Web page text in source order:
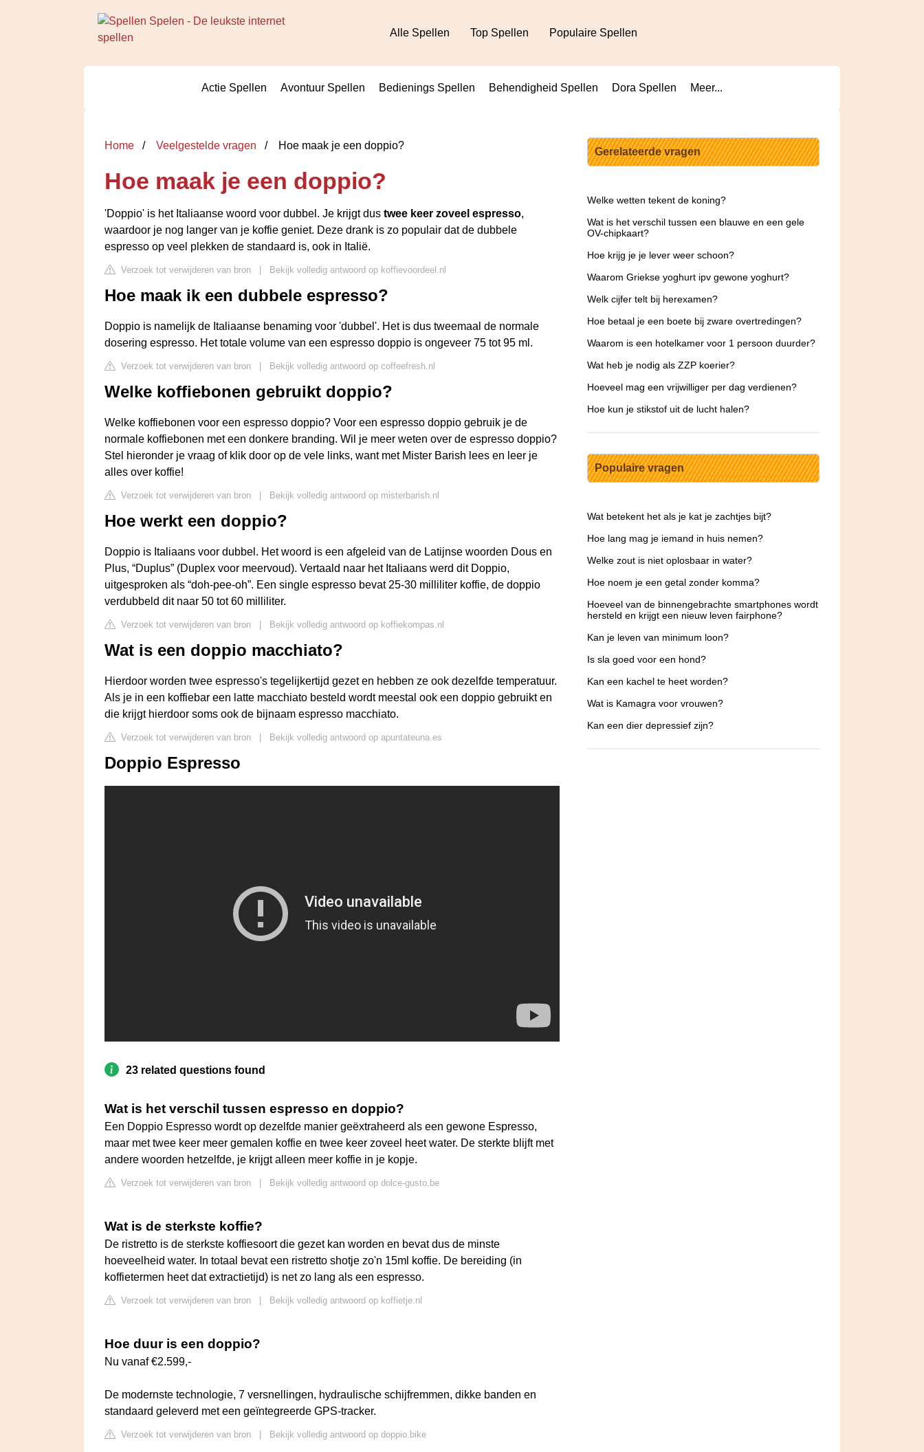
Alle Spellen Top Spellen Populaire Spellen
Actie Spellen Avontuur Spellen Bedienings Spellen Behendigheid Spellen Dora Spellen Meer...
Home Veelgestelde vragen Hoe maak je een doppio?
Hoe maak je een doppio?
'Doppio' is het Italiaanse woord voor dubbel. Je krijgt dus twee keer zoveel espresso,
waardoor je nog langer van je koffie geniet. Deze drank is zo populair dat de dubbele
espresso op veel plekken de standaard is, ook in Italië.
Verzoek tot verwijderen van bron Bekijk volledig antwoord op koffievoordeel.nl
Hoe maak ik een dubbele espresso?
Doppio is namelijk de Italiaanse benaming voor 'dubbel'. Het is dus tweemaal de normale
dosering espresso. Het totale volume van een espresso doppio is ongeveer 75 tot 95 ml.
Verzoek tot verwijderen van bron Bekijk volledig antwoord op coffeefresh.nl
Welke koffiebonen gebruikt doppio?
Welke koffiebonen voor een espresso doppio? Voor een espresso doppio gebruik je de
normale koffiebonen met een donkere branding. Wil je meer weten over de espresso doppio?
Stel hieronder je vraag of klik door op de vele links, want met Mister Barish lees en leer je
alles over koffie!
Verzoek tot verwijderen van bron Bekijk volledig antwoord op misterbarish.nl
Hoe werkt een doppio?
Doppio is Italiaans voor dubbel. Het woord is een afgeleid van de Latijnse woorden Dous en
Plus, “Duplus” (Duplex voor meervoud). Vertaald naar het Italiaans werd dit Doppio,
uitgesproken als “doh-pee-oh”. Een single espresso bevat 25-30 milliliter koffie, de doppio
verdubbeld dit naar 50 tot 60 milliliter.
Verzoek tot verwijderen van bron Bekijk volledig antwoord op koffiekompas.nl
Wat is een doppio macchiato?
Hierdoor worden twee espresso's tegelijkertijd gezet en hebben ze ook dezelfde temperatuur.
Als je in een koffiebar een latte macchiato besteld wordt meestal ook een doppio gebruikt en
die krijgt hierdoor soms ook de bijnaam espresso macchiato.
Verzoek tot verwijderen van bron Bekijk volledig antwoord op apuntateuna.es
Doppio Espresso
23 related questions found
Wat is het verschil tussen espresso en doppio?
Een Doppio Espresso wordt op dezelfde manier geëxtraheerd als een gewone Espresso,
maar met twee keer meer gemalen koffie en twee keer zoveel heet water. De sterkte blijft met
andere woorden hetzelfde, je krijgt alleen meer koffie in je kopje.
Verzoek tot verwijderen van bron Bekijk volledig antwoord op dolce-gusto.be
Wat is de sterkste koffie?
De ristretto is de sterkste koffiesoort die gezet kan worden en bevat dus de minste
hoeveelheid water. In totaal bevat een ristretto shotje zo'n 15ml koffie. De bereiding (in
koffietermen heet dat extractietijd) is net zo lang als een espresso.
Verzoek tot verwijderen van bron Bekijk volledig antwoord op koffietje.nl
Hoe duur is een doppio?
Nu vanaf €2.599,-
De modernste technologie, 7 versnellingen, hydraulische schijfremmen, dikke banden en
standaard geleverd met een geïntegreerde GPS-tracker.
Verzoek tot verwijderen van bron Bekijk volledig antwoord op doppio.bike
Gerelateerde vragen
Welke wetten tekent de koning?
Wat is het verschil tussen een blauwe en een gele
OV-chipkaart?
Hoe krijg je je lever weer schoon?
Waarom Griekse yoghurt ipv gewone yoghurt?
Welk cijfer telt bij herexamen?
Hoe betaal je een boete bij zware overtredingen?
Waarom is een hotelkamer voor 1 persoon duurder?
Wat heb je nodig als ZZP koerier?
Hoeveel mag een vrijwilliger per dag verdienen?
Hoe kun je stikstof uit de lucht halen?
Populaire vragen
Wat betekent het als je kat je zachtjes bijt?
Hoe lang mag je iemand in huis nemen?
Welke zout is niet oplosbaar in water?
Hoe noem je een getal zonder komma?
Hoeveel van de binnengebrachte smartphones wordt
hersteld en krijgt een nieuw leven fairphone?
Kan je leven van minimum loon?
Is sla goed voor een hond?
Kan een kachel te heet worden?
Wat is Kamagra voor vrouwen?
Kan een dier depressief zijn?